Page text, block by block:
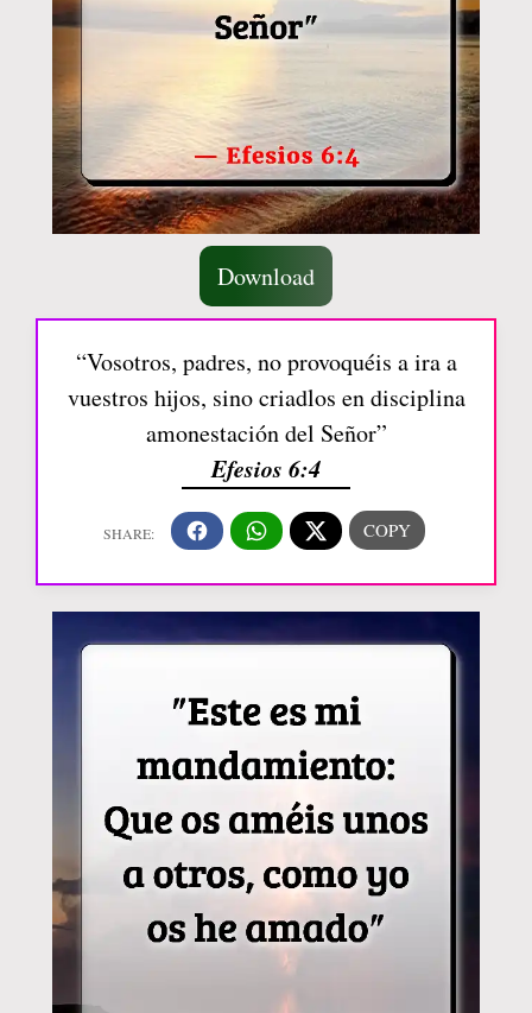
Download
“Vosotros, padres, no provoquéis a ira a
vuestros hijos, sino criadlos en disciplina
amonestación del Señor”
Efesios 6:4